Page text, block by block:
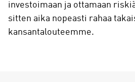
investoimaan ja ottamaan
sitten aika nopeasti rahaa
kansantalouteemme.